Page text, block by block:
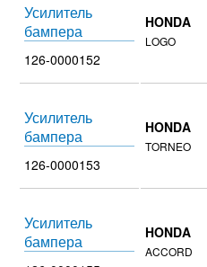
Усилитель
бампера
126-0000152
HONDA
LOGO
Усилитель
бампера
126-0000153
HONDA
TORNEO
Усилитель
бампера
HONDA
ACCORD